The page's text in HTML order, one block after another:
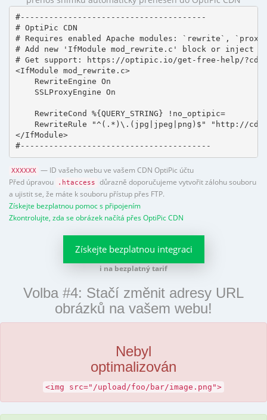
#---------------------------------------
# OptiPic CDN
# Requires enabled Apache modules: `rewrite`,
# Add new 'IfModule mod_rewrite.c' block or inject
# Get support: https://optipic.io/get-free-help/
<IfModule mod_rewrite.c>
    RewriteEngine On
    SSLProxyEngine On
    RewriteCond %{QUERY_STRING} !no_optipic=
RewriteRule "^(.*)\.(jpg|jpeg|png)$" "http://
</IfModule>
#----------------------------------------
XXXXXX
— ID vašeho webu ve vašem CDN OptiPic účtu
Před úpravou
.htaccess
důrazně doporučujeme vytvořit zálohu souboru
a ujistit se, že máte k souboru přístup přes FTP.
Získejte bezplatnou pomoc s připojením
Zkontrolujte, zda se obrázek načítá přes OptiPic CDN
Získejte bezplatnou integraci
i na bezplatný tarif
Volba #4: Stačí změnit adresy URL
obrázků na vašem webu!
Nebyl
optimalizován
<img src="/upload/foo/bar/image.png">